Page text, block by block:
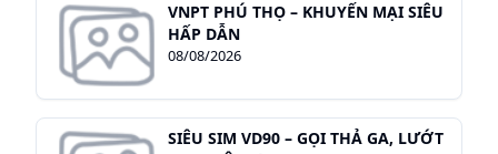
VNPT PHÚ THỌ – KHUYẾN MẠI SIÊU
HẤP DẪN
08/08/2026
SIÊU SIM VD90 – GỌI THẢ GA, LƯỚT